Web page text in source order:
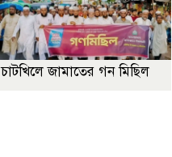
চাটখিলে জামাতের গন মিছিল